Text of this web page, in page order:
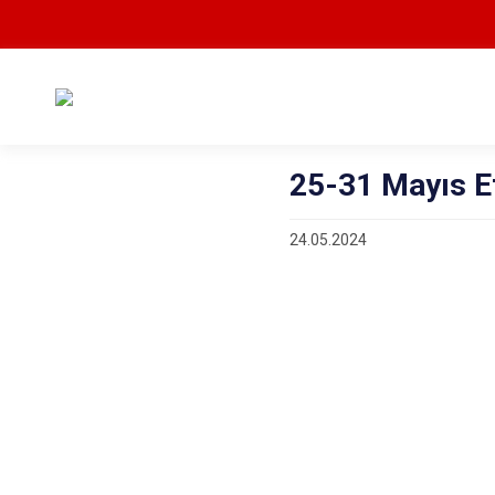
25-31 Mayıs
24.05.2024